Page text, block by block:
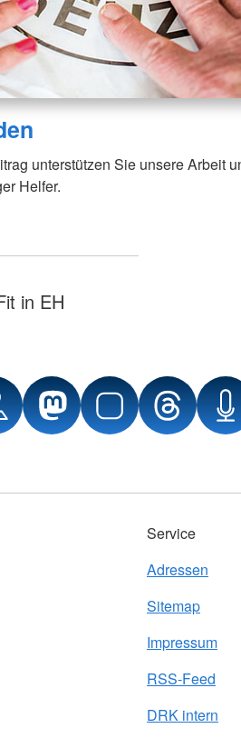
unterstützen Sie unsere Arbeit
Helfer.
in EH
Service
Adressen
Sitemap
Impressum
RSS-Feed
DRK intern